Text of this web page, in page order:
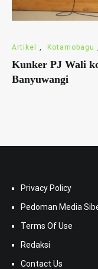
Artikel Kotamobagu
Kunker PJ Wali
Banyuwangi
Privacy Policy
Pedoman Media
Terms Of Use
Redaksi
Contact Us